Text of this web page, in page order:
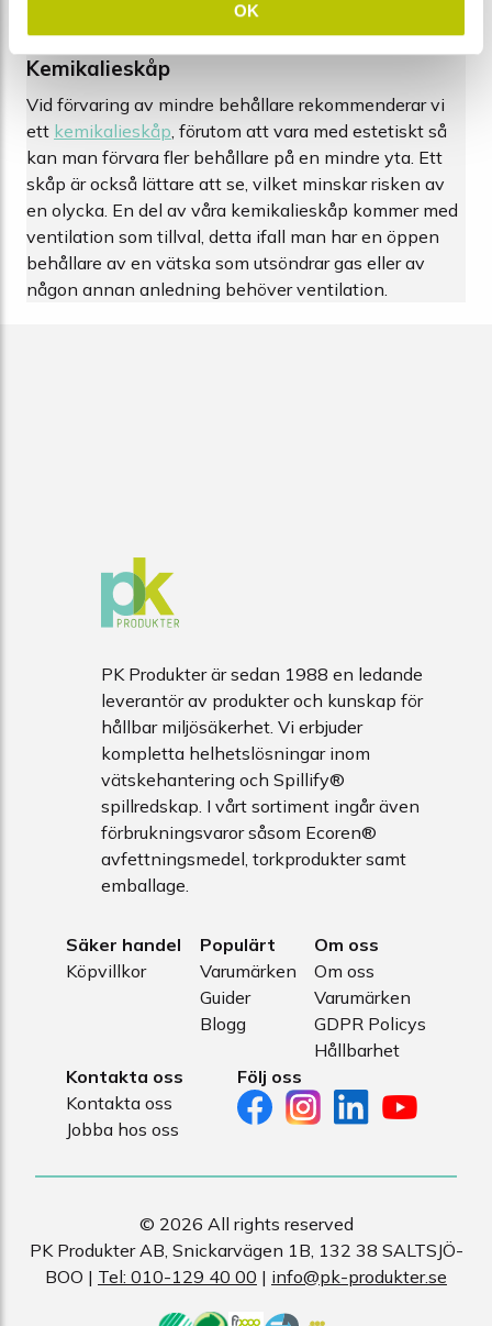
OK
Kemikalieskåp
Vid förvaring av mindre behållare rekommenderar vi
ett kemikalieskåp , förutom att vara med estetiskt så
kan man förvara fler behållare på en mindre yta. Ett
skåp är också lättare att se, vilket minskar risken av
en olycka. En del av våra kemikalieskåp kommer med
ventilation som tillval, detta ifall man har en öppen
behållare av en vätska som utsöndrar gas eller av
någon annan anledning behöver ventilation.
PK Produkter är sedan 1988 en ledande
leverantör av produkter och kunskap för
hållbar miljösäkerhet. Vi erbjuder
kompletta helhetslösningar inom
vätskehantering och Spillify®
spillredskap. I vårt sortiment ingår även
förbrukningsvaror såsom Ecoren®
avfettningsmedel, torkprodukter samt
emballage.
Säker handel
Köpvillkor
Populärt
Varumärken
Guider
Blogg
Om oss
Om oss
Varumärken
GDPR Policys
Hållbarhet
Kontakta oss
Kontakta oss
Jobba hos oss
Följ oss
© 2026 All rights reserved
PK Produkter AB, Snickarvägen 1B, 132 38 SALTSJÖ-
BOO | Tel: 010-129 40 00 | info@pk-produkter.se